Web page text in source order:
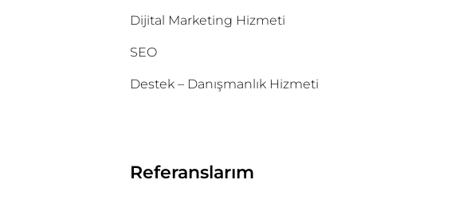
Dijital Marketing Hizmeti
SEO
Destek – Danışmanlık Hizmeti
Referanslarım